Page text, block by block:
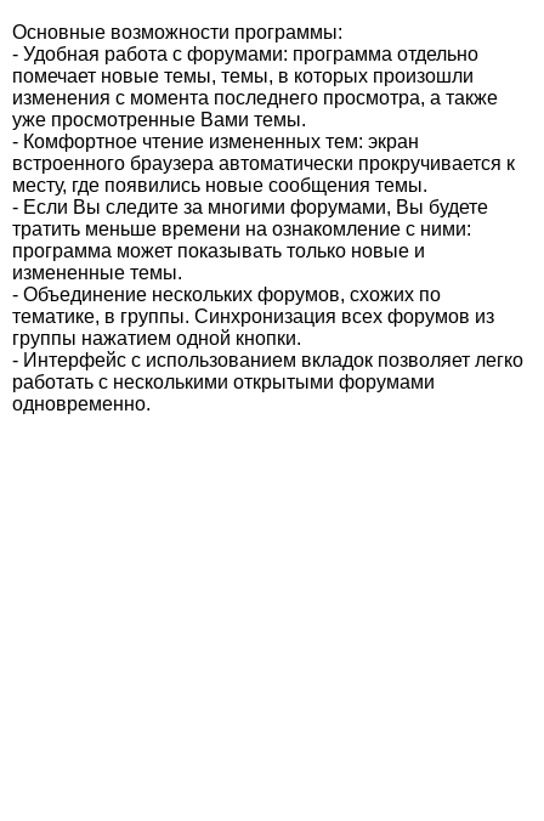
Основные возможности программы:
- Удобная работа с форумами: программа отдельно
помечает новые темы, темы, в которых произошли
изменения с момента последнего просмотра, а также
уже просмотренные Вами темы.
- Комфортное чтение измененных тем: экран
встроенного браузера автоматически прокручивается к
месту, где появились новые сообщения темы.
- Если Вы следите за многими форумами, Вы будете
тратить меньше времени на ознакомление с ними:
программа может показывать только новые и
измененные темы.
- Объединение нескольких форумов, схожих по
тематике, в группы. Синхронизация всех форумов из
группы нажатием одной кнопки.
- Интерфейс с использованием вкладок позволяет легко
работать с несколькими открытыми форумами
одновременно.